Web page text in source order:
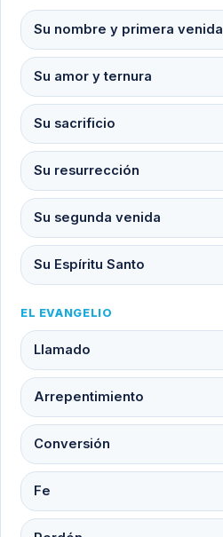
Su nombre y primera venida
Su amor y ternura
Su sacrificio
Su resurrección
Su segunda venida
Su Espíritu Santo
EL EVANGELIO
Llamado
Arrepentimiento
Conversión
Fe